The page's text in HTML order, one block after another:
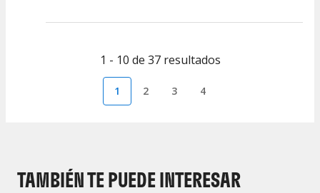
1 - 10 de 37 resultados
1 2 3 4
TAMBIÉN TE PUEDE INTERESAR